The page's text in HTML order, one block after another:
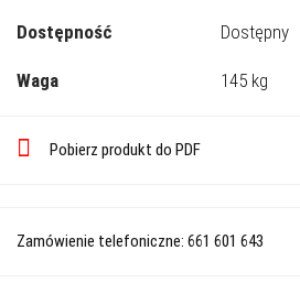
Dostępność Dostępny
Waga 145 kg
Pobierz produkt do PDF
Zamówienie telefoniczne: 661 601 643